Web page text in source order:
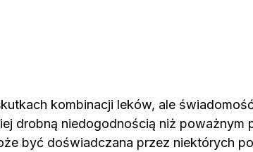
kombinacji leków, ale
drobną niedogodnością niż poważnym
być doświadczana przez niektórych